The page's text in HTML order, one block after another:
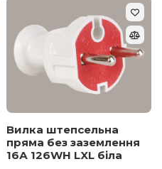
Вилка штепсельна
пряма без заземлення
16А 126WH LXL біла